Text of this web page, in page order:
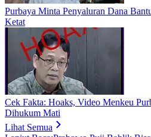
Purbaya Minta Penyaluran Dana
Ketat
Cek Fakta: Hoaks, Video Menkeu
Dihukum Mati
Lihat Semua